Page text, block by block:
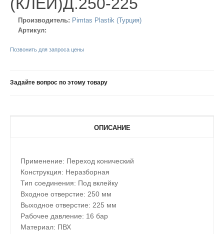
Производитель: Pimtas Plastik (Турция)
Артикул:
Позвонить для запроса цены
Задайте вопрос по этому товару
ОПИСАНИЕ
Применение: Переход конический
Конструкция: Неразборная
Тип соединения: Под вклейку
Входное отверстие: 250 мм
Выходное отверстие: 225 мм
Рабочее давление: 16 бар
Материал: ПВХ